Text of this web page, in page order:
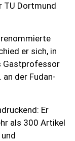
Dortmund
renommierte
er sich, in
Gastprofessor
der Fudan-
Er
als 300 Artikel